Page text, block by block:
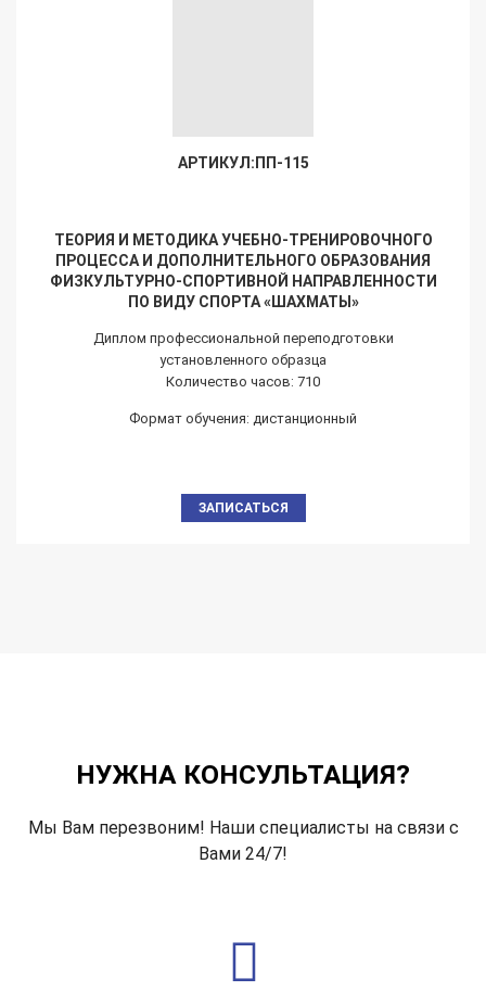
АРТИКУЛ:ПП-115
ТЕОРИЯ И МЕТОДИКА УЧЕБНО-ТРЕНИРОВОЧНОГО
ПРОЦЕССА И ДОПОЛНИТЕЛЬНОГО ОБРАЗОВАНИЯ
ФИЗКУЛЬТУРНО-СПОРТИВНОЙ НАПРАВЛЕННОСТИ
ПО ВИДУ СПОРТА «ШАХМАТЫ»
Диплом профессиональной переподготовки
установленного образца
Количество часов: 710
Формат обучения: дистанционный
ЗАПИСАТЬСЯ
НУЖНА КОНСУЛЬТАЦИЯ?
Мы Вам перезвоним! Наши специалисты на связи с
Вами 24/7!